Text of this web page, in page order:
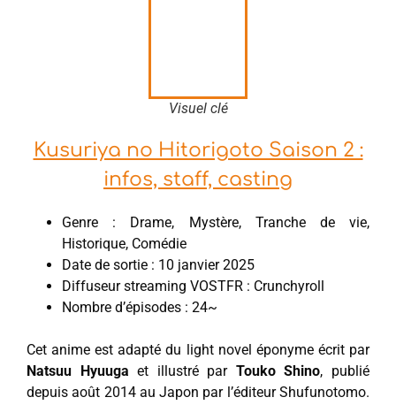
Visuel clé
Kusuriya no Hitorigoto Saison 2 :
infos, staff, casting
Genre : Drame, Mystère, Tranche de vie,
Historique, Comédie
Date de sortie : 10 janvier 2025
Diffuseur streaming VOSTFR : Crunchyroll
Nombre d’épisodes : 24~
Cet anime est adapté du light novel éponyme écrit par
Natsuu Hyuuga et illustré par Touko Shino, publié
depuis août 2014 au Japon par l’éditeur Shufunotomo.